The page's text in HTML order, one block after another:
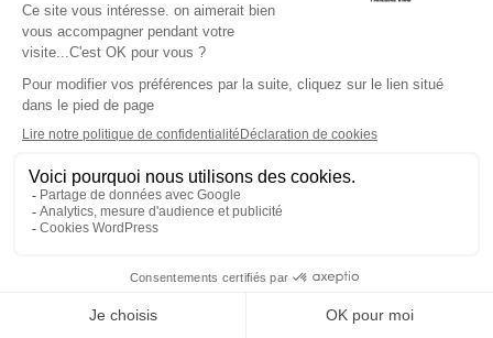
L'application Iphone / Android
Téléchargez l'application
Les cookies
Gestion des cookies
Crédit photos : ©Sud Radio / Pierre Olivier
Judith Beller
Les Vraies Voix
Yvan Cujious
Loft Music Sud Radio